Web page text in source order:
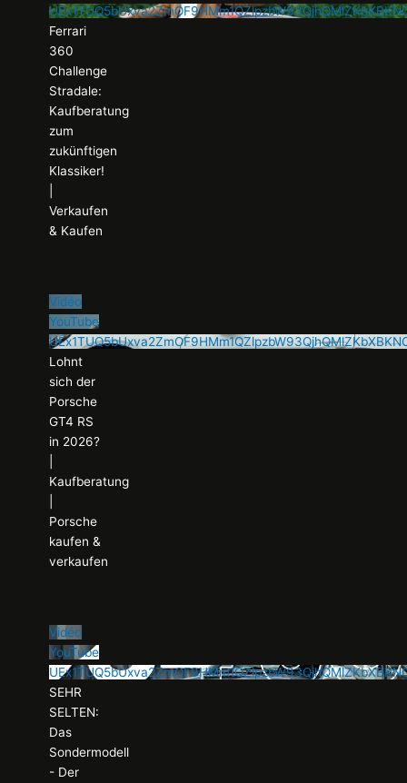
Ferrari
360
Challenge
Stradale:
Kaufberatung
zum
zukünftigen
Klassiker!
Verkaufen
& Kaufen
Vidéo
YouTube
Lohnt
sich der
Porsche
GT4 RS
in 2026?
Kaufberatung
Porsche
kaufen &
verkaufen
Vidéo
YouTube
SEHR
SELTEN:
Das
Sondermodell
- Der